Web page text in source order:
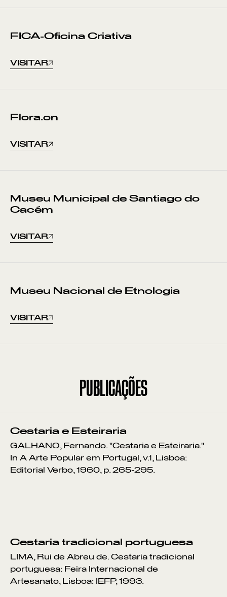
FICA-Oficina Criativa
VISITAR
Flora.on
VISITAR
Museu Municipal de Santiago do
Cacém
VISITAR
Museu Nacional de Etnologia
VISITAR
PUBLICAÇÕES
Cestaria e Esteiraria
GALHANO, Fernando. "Cestaria e Esteiraria."
In A Arte Popular em Portugal, v.1, Lisboa:
Editorial Verbo, 1960, p. 265-295.
Cestaria tradicional portuguesa
LIMA, Rui de Abreu de. Cestaria tradicional
portuguesa: Feira Internacional de
Artesanato, Lisboa: IEFP, 1993.